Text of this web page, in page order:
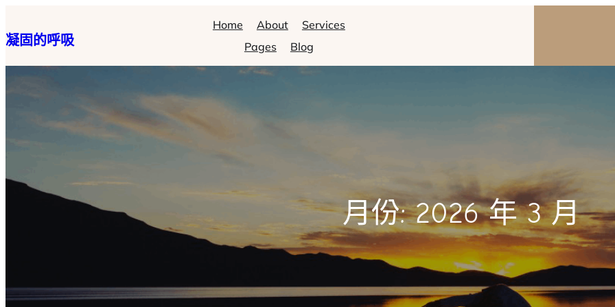
至
主
要
凝固的呼吸
Home About
Services
Pages
Blog
月份:2026 年 3 月